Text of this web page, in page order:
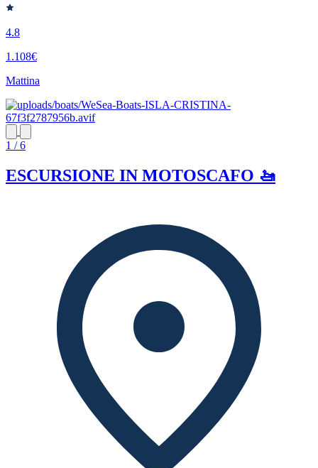
4.8
1.108€
Mattina
1 / 6
ESCURSIONE IN MOTOSCAFO 🚤